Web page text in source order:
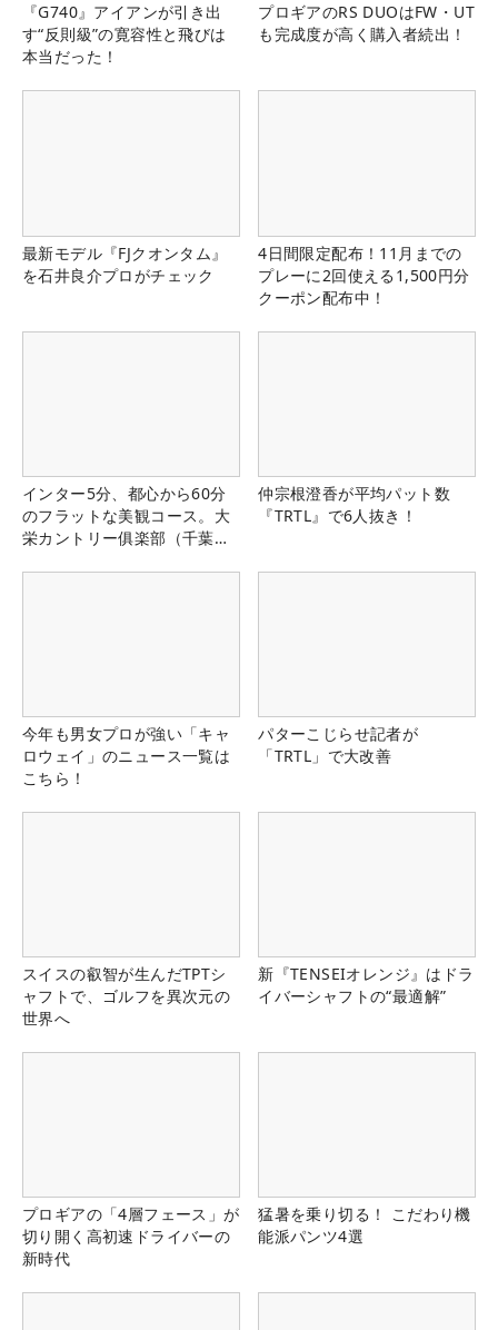
『G740』アイアンが引き出
す“反則級”の寛容性と飛びは
本当だった！
プロギアのRS DUOはFW・UT
も完成度が高く購入者続出！
最新モデル『FJクオンタム』
を石井良介プロがチェック
4日間限定配布！11月までの
プレーに2回使える1,500円分
クーポン配布中！
インター5分、都心から60分
のフラットな美観コース。大
栄カントリー俱楽部（千葉
仲宗根澄香が平均パット数
『TRTL』で6人抜き！
今年も男女プロが強い「キャ
ロウェイ」のニュース一覧は
こちら！
パターこじらせ記者が
「TRTL」で大改善
スイスの叡智が生んだTPTシ
ャフトで、ゴルフを異次元の
世界へ
新『TENSEIオレンジ』はドラ
イバーシャフトの“最適解”
プロギアの「4層フェース」が
切り開く高初速ドライバーの
新時代
猛暑を乗り切る！ こだわり機
能派パンツ4選